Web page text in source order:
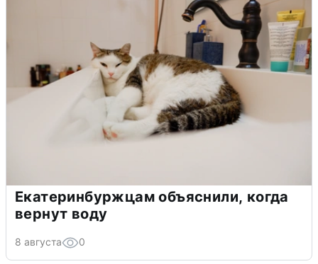
Екатеринбуржцам объяснили, когда
вернут воду
8 августа 0